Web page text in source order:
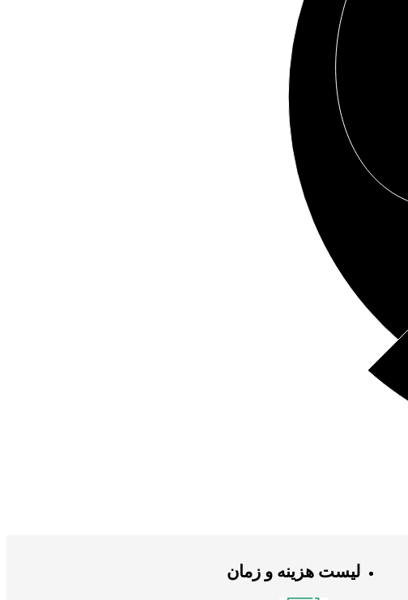
لیست هزینه و زمان